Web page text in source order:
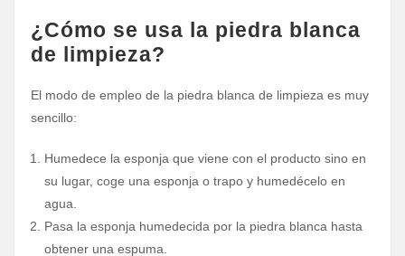
¿Cómo se usa la piedra blanca
de limpieza?
El modo de empleo de la piedra blanca de limpieza es muy
sencillo:
Humedece la esponja que viene con el producto sino en
su lugar, coge una esponja o trapo y humedécelo en
agua.
Pasa la esponja humedecida por la piedra blanca hasta
obtener una espuma.